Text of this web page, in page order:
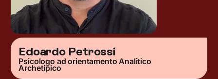
Edoardo Petrossi
Psicologo ad orientamento Analitico
Archetipico